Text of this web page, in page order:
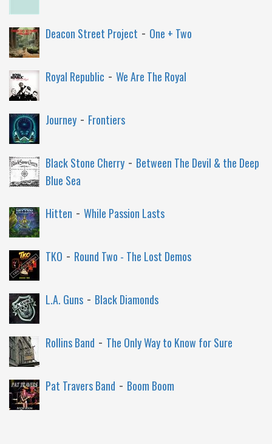
Deacon Street Project - One + Two
Royal Republic - We Are The Royal
Journey - Frontiers
Black Stone Cherry - Between The Devil & the Deep
Blue Sea
Hitten - While Passion Lasts
TKO - Round Two - The Lost Demos
L.A. Guns - Black Diamonds
Rollins Band - The Only Way to Know for Sure
Pat Travers Band - Boom Boom